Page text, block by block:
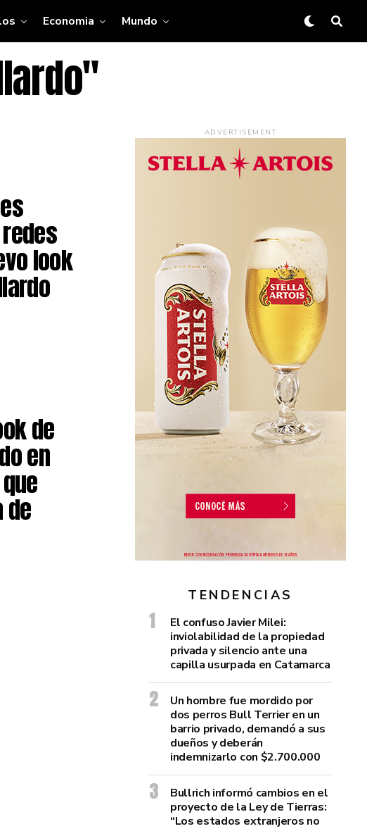
Economia Mundo
look
de
en
de
ADVERTISEMENT
TENDENCIAS
El confuso Javier Milei:
inviolabilidad de la propiedad
privada y silencio ante una
capilla usurpada en Catamarca
Un hombre fue mordido por
dos perros Bull Terrier en un
barrio privado, demandó a sus
dueños y deberán
indemnizarlo con $2.700.000
Bullrich informó cambios en el
proyecto de la Ley de Tierras:
“Los estados extranjeros no